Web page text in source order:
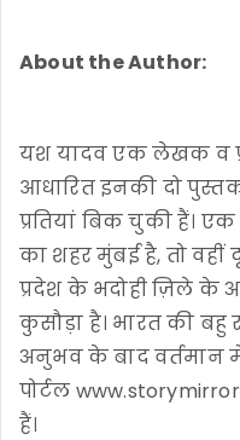
About the Author:
यश यादव एक लेखक व
आधारित इनकी दो
प्रतियां बिक चुकी हैं।
का शहर मुंबई है, तो
प्रदेश के भदोही ज़िले के
कुसौड़ा है। भारत की बहु
अनुभव के बाद वर्तमान में
पोर्टल
हैं।